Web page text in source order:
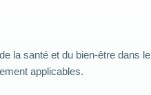
la santé et du bien-être dans le
applicables.